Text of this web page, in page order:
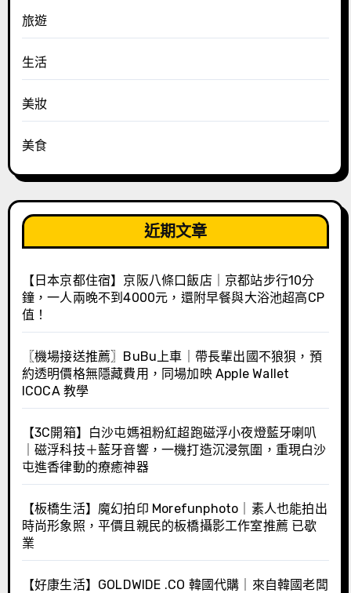
旅遊
生活
美妝
美食
近期文章
【日本京都住宿】京阪八條口飯店｜京都站步行10分
鐘，一人兩晚不到4000元，還附早餐與大浴池超高CP
值！
〖機場接送推薦〗BuBu上車｜帶長輩出國不狼狽，預
約透明價格無隱藏費用，同場加映 Apple Wallet
ICOCA 教學
【3C開箱】白沙屯媽祖粉紅超跑磁浮小夜燈藍牙喇叭
｜磁浮科技＋藍牙音響，一機打造沉浸氛圍，重現白沙
屯進香律動的療癒神器
【板橋生活】魔幻拍印 Morefunphoto｜素人也能拍出
時尚形象照，平價且親民的板橋攝影工作室推薦 已歇
業
【好康生活】GOLDWIDE .CO 韓國代購｜來自韓國老闆